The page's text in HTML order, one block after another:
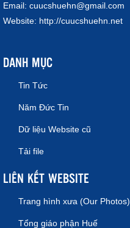
Email: cuucshuehn@gmail.com
Website: http://cuucshuehn.net
DANH MỤC
Tin Tức
Năm Đức Tin
Dữ liệu Website cũ
Tải file
LIÊN KẾT WEBSITE
Trang hình xưa (Our Photos)
Tổng giáo phận Huế